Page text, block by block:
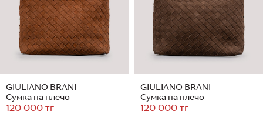
GIULIANO BRANI
Сумка на плечо
120 000 тг
GIULIANO BRANI
Сумка на плечо
120 000 тг